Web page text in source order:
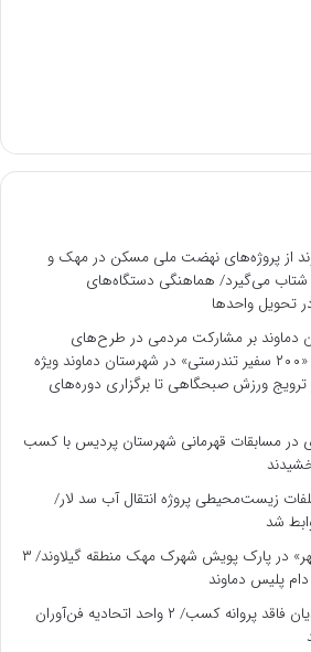
از پروژه‌های نهضت ملی مسکن در مهک و
شتاب می‌گیرد/ هماهنگی دستگاه‌های
تحویل واحدها
دماوند بر مشارکت مردمی در طرح‌های
سلامت‌محور/ اجرای طرح «۲۰۰ سفیر تندرستی» در شهرستان دماوند ویژه
ترویج ورزش صبحگاهی تا برگزاری دوره‌های
در مسابقات قهرمانی شهرستان پردیس با کسب
زیست‌محیطی پروژه انتقال آب سد لار/
شد
اجرای طرح «آرامش در شهر» در پارک پویش شهرک مهک منطقه گیلاوند/ ۳
پلیس دماوند
اخطار اتاق اصناف به متصدیان فاقد پروانه کسب/ ۲ واحد اتحادیه فن‌آوران